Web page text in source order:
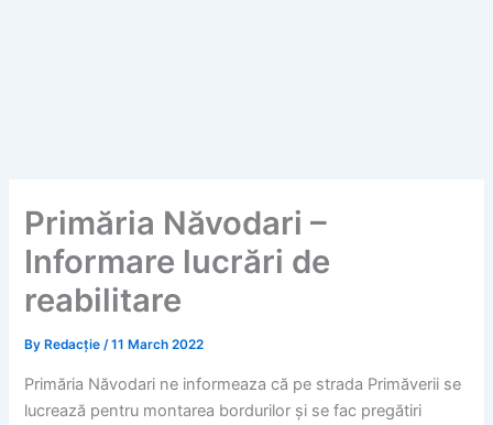
Primăria Năvodari –
Informare lucrări de
reabilitare
By Redacție/11 March 2022
Primăria Năvodari ne informeaza că pe strada Primăverii se
lucrează pentru montarea bordurilor și se fac pregătiri